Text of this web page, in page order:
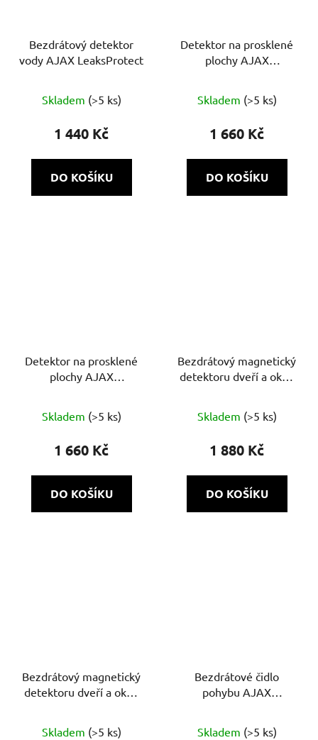
Bezdrátový detektor
vody AJAX LeaksProtect
Skladem (>5 ks)
1 440 Kč
DO KOŠÍKU
Detektor na prosklené
plochy AJAX
hodnocení
produktu
5,0
z
Skladem (>5 ks)
1 660 Kč
DO KOŠÍKU
Detektor na prosklené
plochy AJAX
Skladem (>5 ks)
1 660 Kč
DO KOŠÍKU
Bezdrátový magnetický
detektoru dveří a oken
Skladem (>5 ks)
1 880 Kč
DO KOŠÍKU
Bezdrátový magnetický
detektoru dveří a oken
Skladem (>5 ks)
Bezdrátové čidlo
pohybu AJAX
Skladem (>5 ks)